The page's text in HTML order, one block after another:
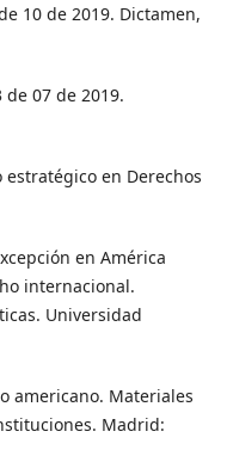
10 de 2019. Dictamen,
07 de 2019.
estratégico en Derechos
en América
internacional.
Universidad
americano. Materiales
Madrid: